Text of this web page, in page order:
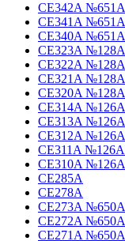
CE342A №651A
CE341A №651A
CE340A №651A
CE323A №128A
CE322A №128A
CE321A №128A
CE320A №128A
CE314A №126A
CE313A №126A
CE312A №126A
CE311A №126A
CE310A №126A
CE285A
CE278A
CE273A №650A
CE272A №650A
CE271A №650A